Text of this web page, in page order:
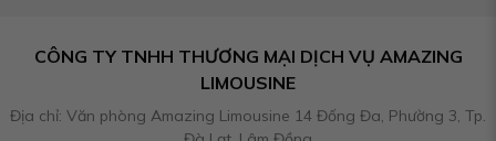
CÔNG TY TNHH THƯƠNG MẠI DỊCH VỤ AMAZING
LIMOUSINE
Địa chỉ: Văn phòng Amazing Limousine 14 Đống Đa, Phường 3, Tp.